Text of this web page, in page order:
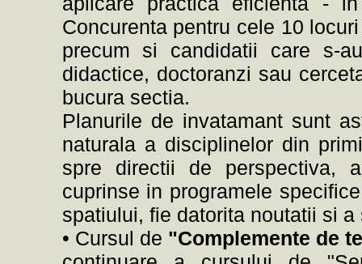
Concurenta pentru cele 10
precum si candidatii care s-
didactice, doctoranzi sau
bucura sectia.
Planurile de invatamant sunt
naturala a disciplinelor din
spre directii de perspectiva,
cuprinse in programele
spatiului, fie datorita noutatii si
• Cursul de "Complemente de